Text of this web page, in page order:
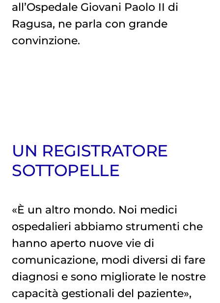
all’Ospedale Giovani Paolo II di
Ragusa, ne parla con grande
convinzione.
UN REGISTRATORE
SOTTOPELLE
«È un altro mondo. Noi medici
ospedalieri abbiamo strumenti che
hanno aperto nuove vie di
comunicazione, modi diversi di fare
diagnosi e sono migliorate le nostre
capacità gestionali del paziente»,